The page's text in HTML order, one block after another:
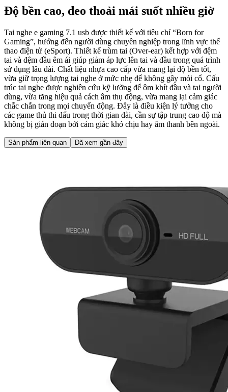
Độ bền cao, đeo thoải mái suốt nhiều giờ
Tai nghe e gaming 7.1 usb được thiết kế với tiêu chí “Born for
Gaming”, hướng đến người dùng chuyên nghiệp trong lĩnh vực thể
thao điện tử (eSport). Thiết kế trùm tai (Over-ear) kết hợp với đệm
tai và đệm đầu êm ái giúp giảm áp lực lên tai và đầu trong quá trình
sử dụng lâu dài. Chất liệu nhựa cao cấp vừa mang lại độ bền tốt,
vừa giữ trọng lượng tai nghe ở mức nhẹ để không gây mỏi cổ. Cấu
trúc tai nghe được nghiên cứu kỹ lưỡng để ôm khít đầu và tai người
dùng, vừa tăng hiệu quả cách âm thụ động, vừa mang lại cảm giác
chắc chắn trong mọi chuyển động. Đây là điều kiện lý tưởng cho
các game thủ thi đấu trong thời gian dài, cần sự tập trung cao độ mà
không bị gián đoạn bởi cảm giác khó chịu hay âm thanh bên ngoài.
Sản phẩm liên quan Đã xem gần đây